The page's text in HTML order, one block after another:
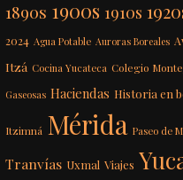
1890s 1900s 1910s
2024 Agua Potable Auroras Boreales
Itzá Cocina Yucateca Colegio
Gaseosas Haciendas Historia en
Itzimná Mérida Paseo de
Tranvías Uxmal Viajes